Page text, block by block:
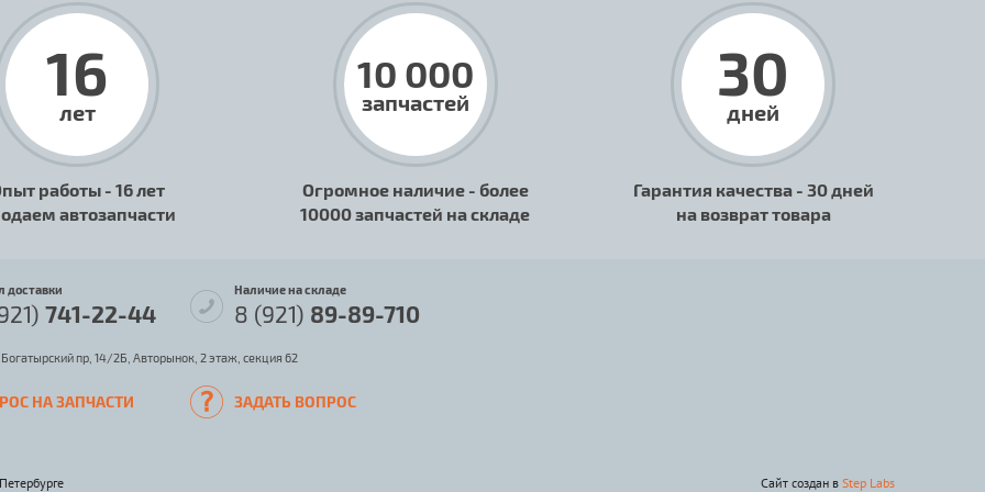
16
лет
работы - 16 лет
автозапчасти
10 000
запчастей
Огромное наличие - более
10000 запчастей на складе
30
дней
Гарантия качества - 30 дней
на возврат товара
доставки
741-22-44
Наличие на складе
8 (921) 89-89-710
пр, 14/2Б, Авторынок, 2 этаж, секция 62
НА ЗАПЧАСТИ ЗАДАТЬ ВОПРОС
Сайт создан в Step Labs